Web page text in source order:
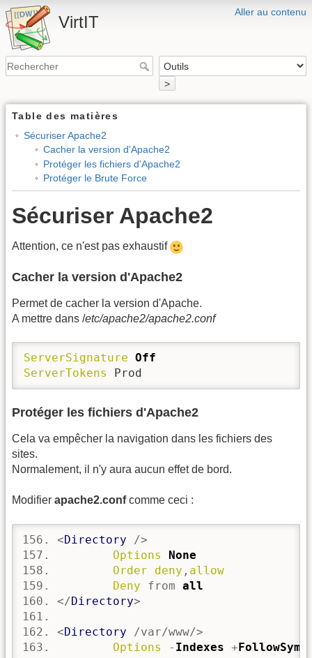
Aller au contenu
VirtIT
>
Table des matières
Sécuriser Apache2
Cacher la version d'Apache2
Protéger les fichiers d'Apache2
Protéger le Brute Force
Sécuriser Apache2
Attention, ce n'est pas exhaustif
Cacher la version d'Apache2
Permet de cacher la version d'Apache.
A mettre dans /etc/apache2/apache2.conf
ServerSignature Off
ServerTokens
Prod
Protéger les fichiers d'Apache2
Cela va empêcher la navigation dans les fichiers des
sites.
Normalement, il n'y aura aucun effet de bord.
Modifier apache2.confcomme ceci :
<Directory />
Options
None
Order
deny , allow
Deny from all
</Directory>
<Directory /var/www/>
Options
- Indexes +